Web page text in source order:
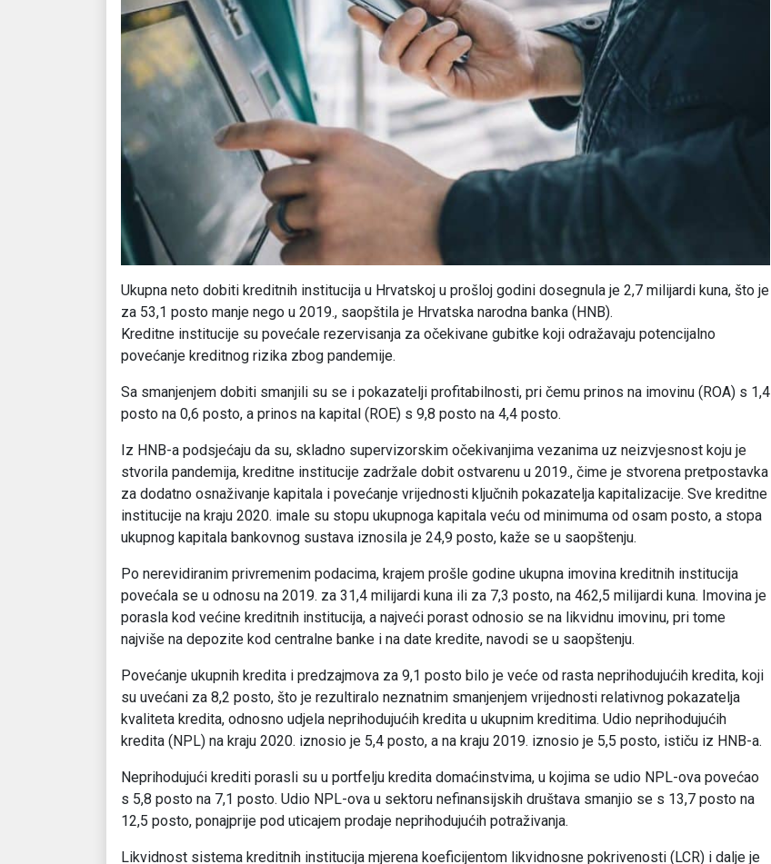
Ukupna neto dobiti kreditnih institucija u Hrvatskoj u prošloj godini dosegnula je 2,7 milijardi kuna, što je
za 53,1 posto manje nego u 2019., saopštila je Hrvatska narodna banka (HNB).
Kreditne institucije su povećale rezervisanja za očekivane gubitke koji odražavaju potencijalno
povećanje kreditnog rizika zbog pandemije.
Sa smanjenjem dobiti smanjili su se i pokazatelji profitabilnosti, pri čemu prinos na imovinu (ROA) s 1,4
posto na 0,6 posto, a prinos na kapital (ROE) s 9,8 posto na 4,4 posto.
Iz HNB-a podsjećaju da su, skladno supervizorskim očekivanjima vezanima uz neizvjesnost koju je
stvorila pandemija, kreditne institucije zadržale dobit ostvarenu u 2019., čime je stvorena pretpostavka
za dodatno osnaživanje kapitala i povećanje vrijednosti ključnih pokazatelja kapitalizacije. Sve kreditne
institucije na kraju 2020. imale su stopu ukupnoga kapitala veću od minimuma od osam posto, a stopa
ukupnog kapitala bankovnog sustava iznosila je 24,9 posto, kaže se u saopštenju.
Po nerevidiranim privremenim podacima, krajem prošle godine ukupna imovina kreditnih institucija
povećala se u odnosu na 2019. za 31,4 milijardi kuna ili za 7,3 posto, na 462,5 milijardi kuna. Imovina je
porasla kod većine kreditnih institucija, a najveći porast odnosio se na likvidnu imovinu, pri tome
najviše na depozite kod centralne banke i na date kredite, navodi se u saopštenju.
Povećanje ukupnih kredita i predzajmova za 9,1 posto bilo je veće od rasta neprihodujućih kredita, koji
su uvećani za 8,2 posto, što je rezultiralo neznatnim smanjenjem vrijednosti relativnog pokazatelja
kvaliteta kredita, odnosno udjela neprihodujućih kredita u ukupnim kreditima. Udio neprihodujućih
kredita (NPL) na kraju 2020. iznosio je 5,4 posto, a na kraju 2019. iznosio je 5,5 posto, ističu iz HNB-a.
Neprihodujući krediti porasli su u portfelju kredita domaćinstvima, u kojima se udio NPL-ova povećao
s 5,8 posto na 7,1 posto. Udio NPL-ova u sektoru nefinansijskih društava smanjio se s 13,7 posto na
12,5 posto, ponajprije pod uticajem prodaje neprihodujućih potraživanja.
Likvidnost sistema kreditnih institucija mjerena koeficijentom likvidnosne pokrivenosti (LCR) i dalje je